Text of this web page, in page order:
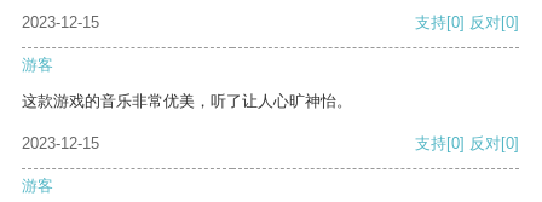
2023-12-15
支持[0] 反对[0]
游客
这款游戏的音乐非常优美，听了让人心旷神怡。
2023-12-15 支持[0] 反对[0]
游客